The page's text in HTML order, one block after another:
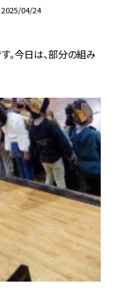
2025/04/24
。今日は、部分の組み